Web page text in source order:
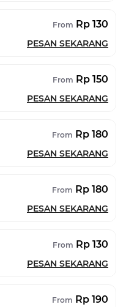
From Rp 130
PESAN SEKARANG
From Rp 150
PESAN SEKARANG
From Rp 180
PESAN SEKARANG
From Rp 180
PESAN SEKARANG
From Rp 130
PESAN SEKARANG
From Rp 190